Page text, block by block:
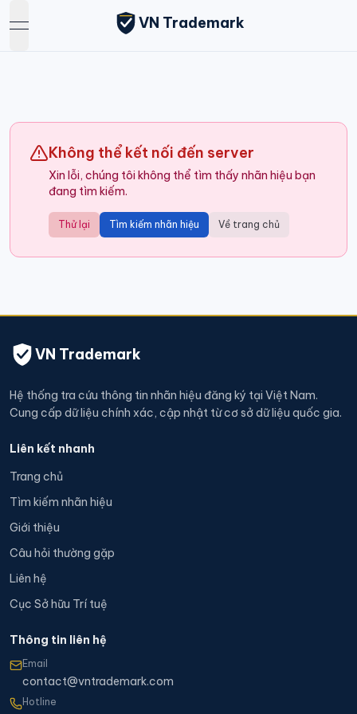
open navigation menu
VN Trademark
Không thể kết nối đến server
Xin lỗi, chúng tôi không thể tìm thấy nhãn hiệu bạn
đang tìm kiếm.
Thử lại Tìm kiếm nhãn hiệu Về trang chủ
VN Trademark
Hệ thống tra cứu thông tin nhãn hiệu đăng ký tại Việt Nam.
Cung cấp dữ liệu chính xác, cập nhật từ cơ sở dữ liệu quốc gia.
Liên kết nhanh
Trang chủ
Tìm kiếm nhãn hiệu
Giới thiệu
Câu hỏi thường gặp
Liên hệ
Cục Sở hữu Trí tuệ
Thông tin liên hệ
Email
contact@vntrademark.com
Hotline